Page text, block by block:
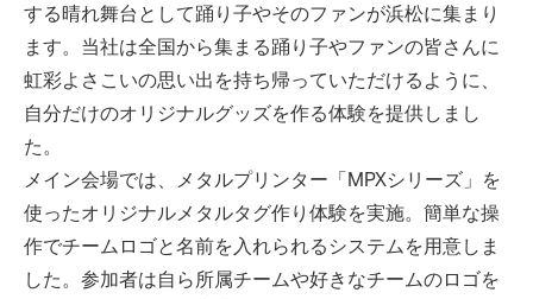
する晴れ舞台として踊り子やそのファンが浜松に集まり
ます。当社は全国から集まる踊り子やファンの皆さんに
虹彩よさこいの思い出を持ち帰っていただけるように、
自分だけのオリジナルグッズを作る体験を提供しまし
た。
メイン会場では、メタルプリンター「MPXシリーズ」を
使ったオリジナルメタルタグ作り体験を実施。簡単な操
作でチームロゴと名前を入れられるシステムを用意しま
した。参加者は自ら所属チームや好きなチームのロゴを